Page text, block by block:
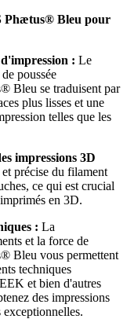
Phætus® Bleu pour
: Le
poussée
Bleu se traduisent par
plus lisses et une
telles que les
impressions 3D
précise du filament
ce qui est crucial
en 3D.
: La
et la force de
Bleu vous permettent
techniques
et bien d'autres
des impressions
exceptionnelles.